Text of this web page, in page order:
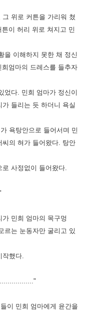
위로 커튼을 가리워 쳤
이 허리 위로 쳐지고 민
을 이해하지 못한 채 정신
엄마의 드레스를 들추자
었다. 민희 엄마가 정신이
가 들리는 듯 하더니 욕실
욕탕안으로 들어서며 민
씨의 혀가 들어왔다. 탕안
로 사정없이 들어왔다.
민희 엄마의 목구멍
르는 눈동자만 굴리고 있
작했 다.
이 민희 엄마에게 윤간을